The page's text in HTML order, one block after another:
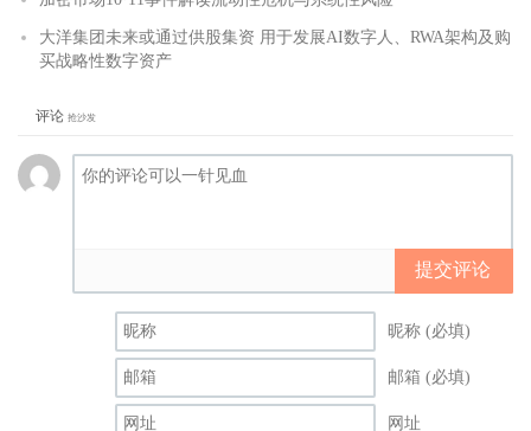
大洋集团未来或通过供股集资 用于发展AI数字人、RWA架构及购
买战略性数字资产
评论 抢沙发
提交评论
昵称 (必填)
邮箱 (必填)
网址